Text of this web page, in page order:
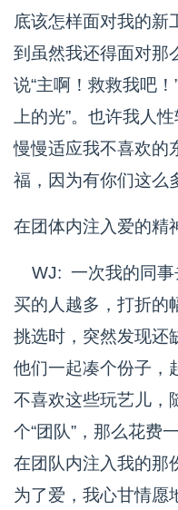
底该怎样面对我的新
到虽然我还得面对那
说“主啊！救救我吧
上的光”。也许我人
慢慢适应我不喜欢的
福，因为有你们这么
在团体内注入爱的精
WJ: 一次我的同事
买的人越多，打折的
挑选时，突然发现还
他们一起凑个份子，
不喜欢这些玩艺儿，
个“团队”，那么花费
在团队内注入我的那
为了爱，我心甘情愿